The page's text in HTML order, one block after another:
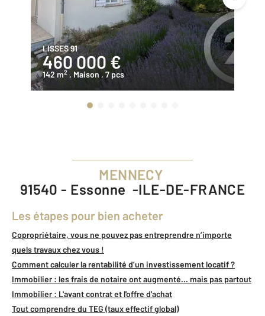
LISSES 91
460 000 €
142 m2 , Maison , 7 pcs
MENNECY
91540 - Essonne -ILE-DE-FRANCE
Les étapes pour bien acheter
Copropriétaire, vous ne pouvez pas entreprendre n’importe
quels travaux chez vous !
Comment calculer la rentabilité d’un investissement locatif ?
Immobilier : les frais de notaire ont augmenté... mais pas partout
Immobilier : L'avant contrat et l'offre d'achat
Tout comprendre du TEG (taux effectif global)